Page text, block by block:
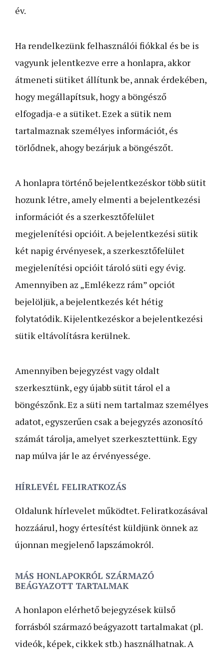
év.
Ha rendelkezünk felhasználói fiókkal és be is
vagyunk jelentkezve erre a honlapra, akkor
átmeneti sütiket állítunk be, annak érdekében,
hogy megállapítsuk, hogy a böngésző
elfogadja-e a sütiket. Ezek a sütik nem
tartalmaznak személyes információt, és
törlődnek, ahogy bezárjuk a böngészőt.
A honlapra történő bejelentkezéskor több sütit
hozunk létre, amely elmenti a bejelentkezési
információt és a szerkesztőfelület
megjelenítési opcióit. A bejelentkezési sütik
két napig érvényesek, a szerkesztőfelület
megjelenítési opcióit tároló süti egy évig.
Amennyiben az „Emlékezz rám” opciót
bejelöljük, a bejelentkezés két hétig
folytatódik. Kijelentkezéskor a bejelentkezési
sütik eltávolításra kerülnek.
Amennyiben bejegyzést vagy oldalt
szerkesztünk, egy újabb sütit tárol el a
böngészőnk. Ez a süti nem tartalmaz személyes
adatot, egyszerűen csak a bejegyzés azonosító
számát tárolja, amelyet szerkesztettünk. Egy
nap múlva jár le az érvényessége.
HÍRLEVÉL FELIRATKOZÁS
Oldalunk hírlevelet működtet. Feliratkozásával
hozzáárul, hogy értesítést küldjünk önnek az
újonnan megjelenő lapszámokról.
MÁS HONLAPOKRÓL SZÁRMAZÓ
BEÁGYAZOTT TARTALMAK
A honlapon elérhető bejegyzések külső
forrásból származó beágyazott tartalmakat (pl.
videók, képek, cikkek stb.) használhatnak. A